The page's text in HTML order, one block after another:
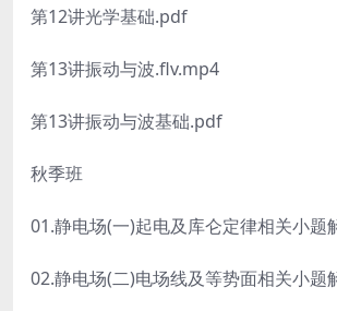
第12讲光学基础.pdf
第13讲振动与波.flv.mp4
第13讲振动与波基础.pdf
秋季班
01.静电场(一)起电及库仑定律相关小题
02.静电场(二)电场线及等势面相关小题